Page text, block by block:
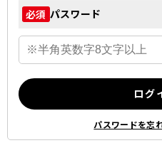
必須 パスワード
ログ
パスワードを忘